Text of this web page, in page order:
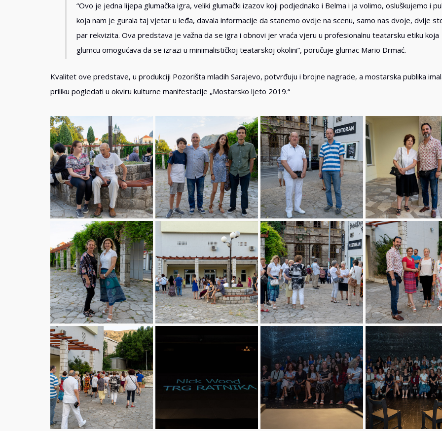
“Ovo je jedna lijepa glumačka igra, veliki glumački izazov koji podjednako i Belma i ja volimo, osluškujemo i
koja nam je gurala taj vjetar u leđa, davala informacije da stanemo ovdje na scenu, samo nas dvoje, dvije
par rekvizita. Ova predstava je važna da se igra i obnovi jer vraća vjeru u profesionalnu teatarsku etiku koja
glumcu omogućava da se izrazi u minimalističkoj teatarskoj okolini”, poručuje glumac Mario Drmać.
Kvalitet ove predstave, u produkciji Pozorišta mladih Sarajevo, potvrđuju i brojne nagrade, a mostarska publika
priliku pogledati u okviru kulturne manifestacije „Mostarsko ljeto 2019.“